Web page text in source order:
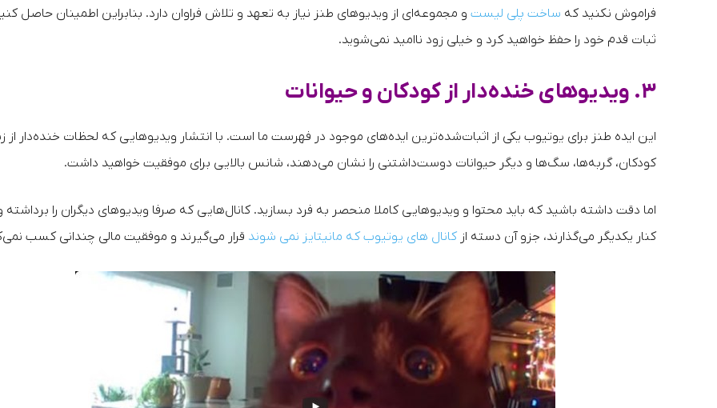
فراموش نکنید که ساخت پلی لیست و مجموعه‌ای از ویدیوهای طنز نیاز به تعهد و تلاش فراوان دارد. بنابراین اطمینان حاصل
ثبات قدم خود را حفظ خواهید کرد و خیلی زود ناامید نمی‌شوید.
۳. ویدیوهای خنده‌دار از کودکان و حیوانات
این ایده طنز برای یوتیوب یکی از اثبات‌شده‌ترین ایده‌های موجود در فهرست ما است. با انتشار ویدیوهایی که لحظات خنده‌دار از
کودکان، گربه‌ها، سگ‌ها و دیگر حیوانات دوست‌داشتنی را نشان می‌دهند،‌ شانس بالایی برای موفقیت خواهید داشت.
اما دقت داشته باشید که باید محتوا و ویدیوهایی کاملا منحصر به فرد بسازید. کانال‌هایی که صرفا ویدیوهای دیگران را برداشته
کنار یکدیگر می‌گذارند، جزو آن دسته از کانال های یوتیوب که مانیتایز نمی شوند قرار می‌گیرند و موفقیت مالی چندانی کسب